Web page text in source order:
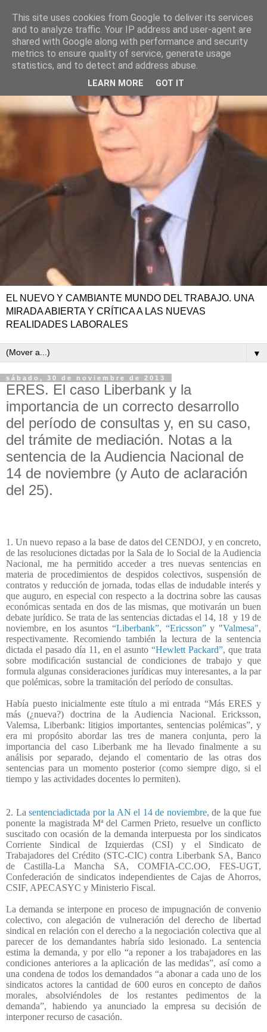
EL NUEVO Y CAMBIANTE MUNDO DEL TRABAJO. UNA
MIRADA ABIERTA Y CRÍTICA A LAS NUEVAS
REALIDADES LABORALES
▼
sábado, 30 de noviembre de 2013
ERES. El caso Liberbank y la
importancia de un correcto desarrollo
del período de consultas y, en su caso,
del trámite de mediación. Notas a la
sentencia de la Audiencia Nacional de
14 de noviembre (y Auto de aclaración
del 25).
1. Un nuevo repaso a la base de datos del CENDOJ, y en concreto,
de las resoluciones dictadas por la Sala de lo Social de la Audiencia
Nacional, me ha permitido acceder a tres nuevas sentencias en
materia de procedimientos de despidos colectivos, suspensión de
contratos y reducción de jornada, todas ellas de indudable interés y
que auguro, en especial con respecto a la doctrina sobre las causas
económicas sentada en dos de las mismas, que motivarán un buen
debate jurídico. Se trata de las sentencias dictadas el 14, 18 y 19 de
noviembre, en los asuntos “Liberbank”, “Ericsson”y "Valmesa",
respectivamente. Recomiendo también la lectura de la sentencia
dictada el pasado día 11, en el asunto“Hewlett Packard”,que trata
sobre modificación sustancial de condiciones de trabajo y que
formula algunas consideraciones jurídicas muy interesantes, a la par
que polémicas, sobre la tramitación del período de consultas.
Había puesto inicialmente este título a mi entrada “Más ERES y
más (¿nueva?) doctrina de la Audiencia Nacional. Ericksson,
Valemsa, Liberbank: litigios importantes, sentencias polémicas”, y
era mi propósito abordar las tres de manera conjunta, pero la
importancia del caso Liberbank me ha llevado finalmente a su
análisis por separado, dejando el comentario de las otras dos
sentencias para un momento posterior (como siempre digo, si el
tiempo y las actividades docentes lo permiten).
2. Lasentenciadictada por la AN el 14 de noviembre, de la que fue
ponente la magistrada Mª del Carmen Prieto, resuelve un conflicto
suscitado con ocasión de la demanda interpuesta por los sindicatos
Corriente Sindical de Izquierdas (CSI) y el Sindicato de
Trabajadores del Crédito (STC-CIC) contra Liberbank SA, Banco
de Castilla-La Mancha SA, COMFIA-CC.OO, FES-UGT,
Confederación de sindicatos independientes de Cajas de Ahorros,
CSIF, APECASYC y Ministerio Fiscal.
La demanda se interpone en proceso de impugnación de convenio
colectivo, con alegación de vulneración del derecho de libertad
sindical en relación con el derecho a la negociación colectiva que al
parecer de los demandantes habría sido lesionado. La sentencia
estima la demanda, y por ello “a reponer a los trabajadores en las
condiciones anteriores a la aplicación de las medidas”, así como a
una condena de todos los demandados “a abonar a cada uno de los
sindicatos actores la cantidad de 600 euros en concepto de daños
morales, absolviéndoles de los restantes pedimentos de la
demanda”, habiendo ya anunciado la empresa su decisión de
interponer recurso de casación.
This site uses cookies from Google to deliver its services
and to analyze traffic. Your IP address and user-agent are
shared with Google along with performance and security
metrics to ensure quality of service, generate usage
statistics, and to detect and address abuse.
LEARN MORE GOT IT